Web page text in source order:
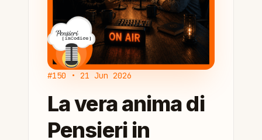
#150 • 21 Jun 2026
La vera anima di
Pensieri in